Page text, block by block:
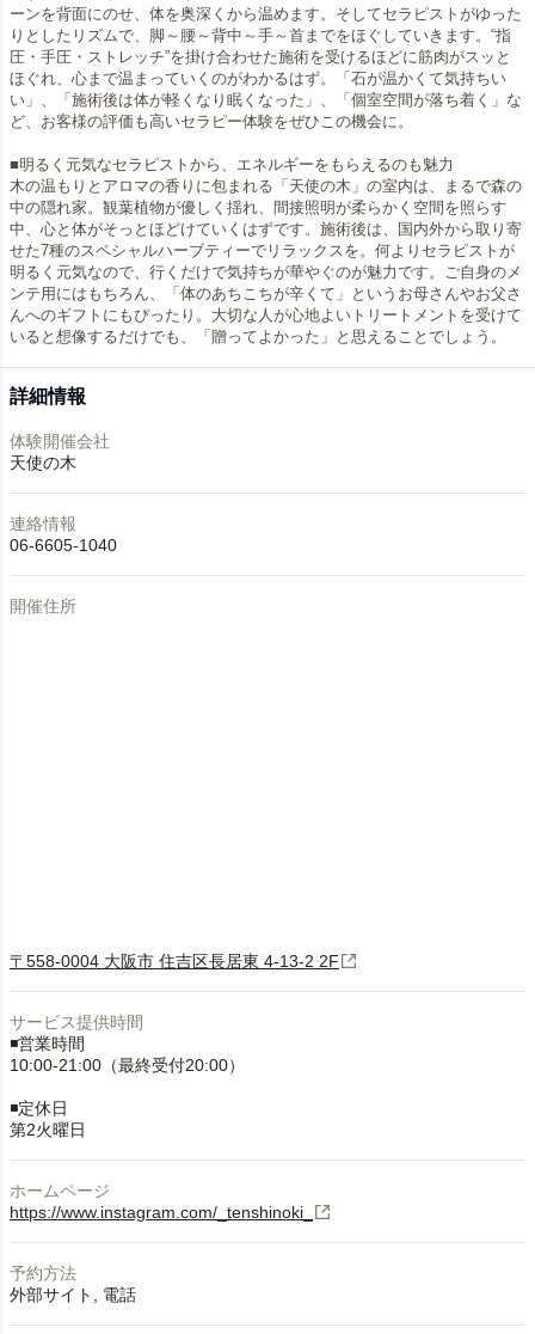
ーンを背面にのせ、体を奥深くから温めます。そしてセラピストがゆった
りとしたリズムで、脚～腰～背中～手～首までをほぐしていきます。“指
圧・手圧・ストレッチ”を掛け合わせた施術を受けるほどに筋肉がスッと
ほぐれ、心まで温まっていくのがわかるはず。「石が温かくて気持ちい
い」、「施術後は体が軽くなり眠くなった」、「個室空間が落ち着く」な
ど、お客様の評価も高いセラピー体験をぜひこの機会に。
■明るく元気なセラピストから、エネルギーをもらえるのも魅力
木の温もりとアロマの香りに包まれる「天使の木」の室内は、まるで森の
中の隠れ家。観葉植物が優しく揺れ、間接照明が柔らかく空間を照らす
中、心と体がそっとほどけていくはずです。施術後は、国内外から取り寄
せた7種のスペシャルハーブティーでリラックスを。何よりセラピストが
明るく元気なので、行くだけで気持ちが華やぐのが魅力です。ご自身のメ
ンテ用にはもちろん、「体のあちこちが辛くて」というお母さんやお父さ
んへのギフトにもぴったり。大切な人が心地よいトリートメントを受けて
詳細情報
体験開催会社
天使の木
連絡情報
06-6605-1040
開催住所
〒558-0004 大阪市 住吉区長居東 4-13-2 2F
サービス提供時間
◾️営業時間
10:00-21:00（最終受付20:00）
◾️定休日
第2火曜日
ホームページ
https://www.instagram.com/_tenshinoki_
予約方法
外部サイト
電話